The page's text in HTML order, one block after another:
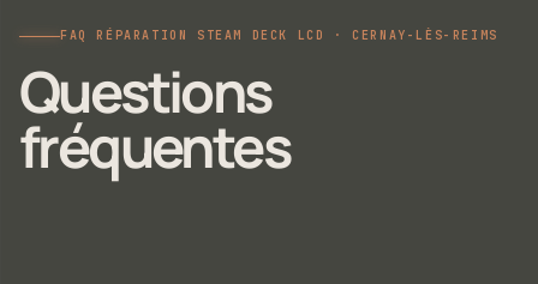
FAQ RÉPARATION STEAM DECK LCD · CERNAY-LÈS-REIMS
Questions
fréquentes